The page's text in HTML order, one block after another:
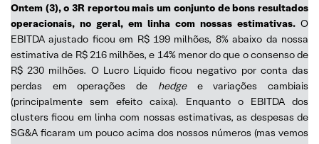
Ontem (3), o 3R reportou mais um conjunto de bons resultados
operacionais, no geral, em linha com nossas estimativas. O
EBITDA ajustado ficou em R$ 199 milhões, 8% abaixo da nossa
estimativa de R$ 216 milhões, e 14% menor do que o consenso de
R$ 230 milhões. O Lucro Líquido ficou negativo por conta das
perdas em operações de hedgee variações cambiais
(principalmente sem efeito caixa). Enquanto o EBITDA dos
clusters ficou em linha com nossas estimativas, as despesas de
SG&A ficaram um pouco acima dos nossos números (mas vemos